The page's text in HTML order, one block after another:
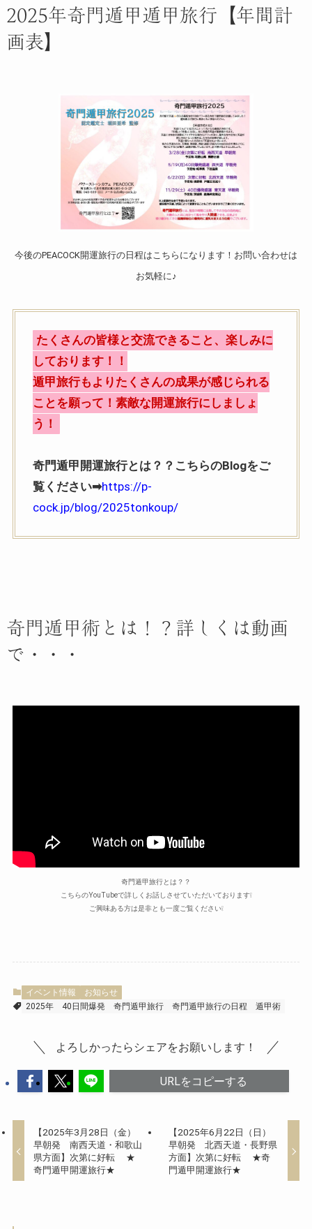
2025年奇門遁甲遁甲旅行【年間計
画表】
今後のPEACOCK開運旅行の日程はこちらになります！お問い合わせは
お気軽に♪
たくさんの皆様と交流できること、楽しみに
しております！！
遁甲旅行もよりたくさんの成果が感じられる
ことを願って！素敵な開運旅行にしましょ
う！
奇門遁甲開運旅行とは？？こちらのBlogをご
覧ください➡https://p-
cock.jp/blog/2025tonkoup/
奇門遁甲術とは！？詳しくは動画
で・・・
奇門遁甲旅行とは？？
こちらのYouTubeで詳しくお話しさせていただいております❕
ご興味ある方は是非とも一度ご覧ください❕
イベント情報
お知らせ
2025年
40日間爆発 奇門遁甲旅行 奇門遁甲旅行の日程 遁甲術
よろしかったらシェアをお願いします！
URLをコピーする
【2025年3月28日（金）
早朝発 南西天道・和歌山
県方面】次第に好転 ★
奇門遁甲開運旅行★
【2025年6月22日（日）
早朝発 北西天道・長野県
方面】次第に好転 ★奇
門遁甲開運旅行★